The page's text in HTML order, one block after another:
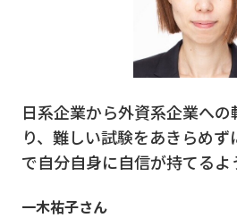
日系企業から外資系企業へ
り、難しい試験をあきらめ
で自分自身に自信が持てるよ
一木祐子さん